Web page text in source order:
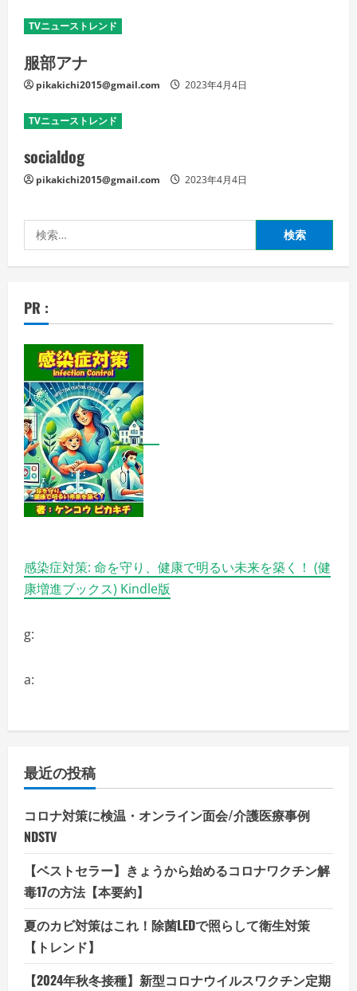
TVニューストレンド
服部アナ
pikakichi2015@gmail.com 2023年4月4日
TVニューストレンド
socialdog
pikakichi2015@gmail.com 2023年4月4日
索:
PR :
感染症対策: 命を守り、健康で明るい未来を築く！ (健
康増進ブックス) Kindle版
g:
a:
最近の投稿
コロナ対策に検温・オンライン面会/介護医療事例
NDSTV
【ベストセラー】きょうから始めるコロナワクチン解
毒17の方法【本要約】
夏のカビ対策はこれ！除菌LEDで照らして衛生対策
【トレンド】
【2024年秋冬接種】新型コロナウイルスワクチン定期